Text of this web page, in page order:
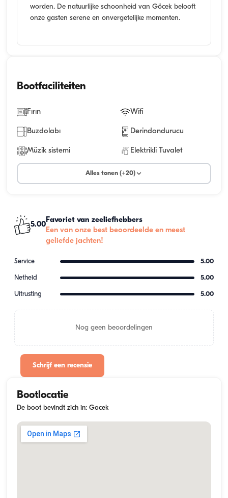
worden. De natuurlijke schoonheid van Göcek belooft
onze gasten serene en onvergetelijke momenten.
Bootfaciliteiten
Fırın Wifi
Buzdolabı Derindondurucu
Müzik sistemi Elektrikli Tuvalet
Alles tonen (+20)
5.00
Favoriet van zeeliefhebbers
Een van onze best beoordeelde en meest
geliefde jachten!
Service 5.00
Netheid 5.00
Uitrusting 5.00
Nog geen beoordelingen
Schrijf een recensie
Bootlocatie
De boot bevindt zich in: Gocek